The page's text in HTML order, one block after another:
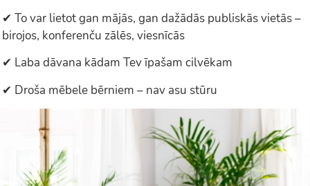
✔ To var lietot gan mājās, gan dažādās publiskās vietās –
birojos, konferenču zālēs, viesnīcās
✔ Laba dāvana kādam Tev īpašam cilvēkam
✔ Droša mēbele bērniem – nav asu stūru